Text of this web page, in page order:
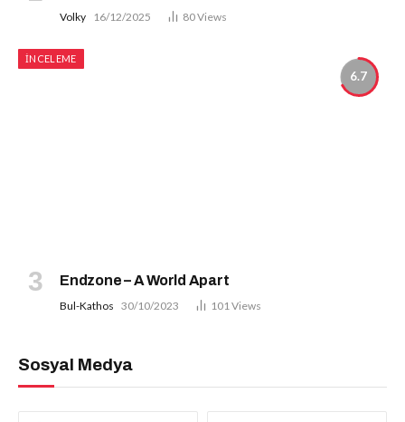
Volky 16/12/2025 80Views
6.7
İNCELEME
Endzone – A World Apart
Bul-Kathos 30/10/2023 101Views
Sosyal Medya